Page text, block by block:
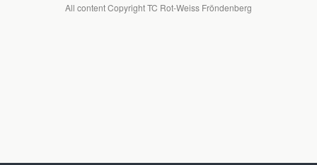
All content Copyright TC Rot-Weiss Fröndenberg